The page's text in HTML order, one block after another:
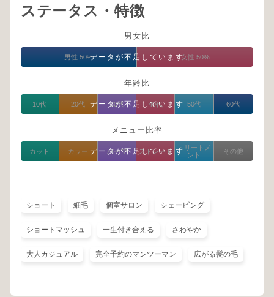
ステータス・特徴
男女比
データが不足しています
男性 50% 女性 50%
年齢比
データが不足しています
10代 20代 30代 40代 50代 60代
メニュー比率
データが不足しています
カット カラー パーマ ストレート
トリートメ
ント
その他
ショート 細毛 個室サロン シェービング
ショートマッシュ 一生付き合える さわやか
大人カジュアル 完全予約のマンツーマン 広がる髪の毛